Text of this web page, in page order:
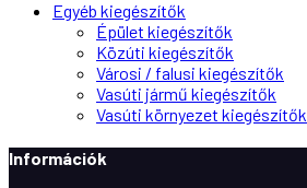
Egyéb kiegészítők
Épület kiegészítők
Közúti kiegészítők
Városi / falusi kiegészítők
Vasúti jármű kiegészítők
Vasúti környezet kiegészítők
Információk